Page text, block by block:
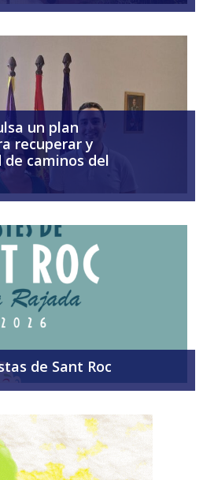
un plan
recuperar y
caminos del
de Sant Roc